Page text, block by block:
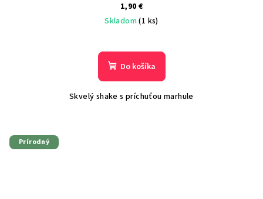
1,90 €
Skladom(1 ks)
Do košíka
Skvelý shake s príchuťou marhule
Prírodný